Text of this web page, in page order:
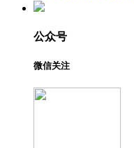
公众号
微信关注